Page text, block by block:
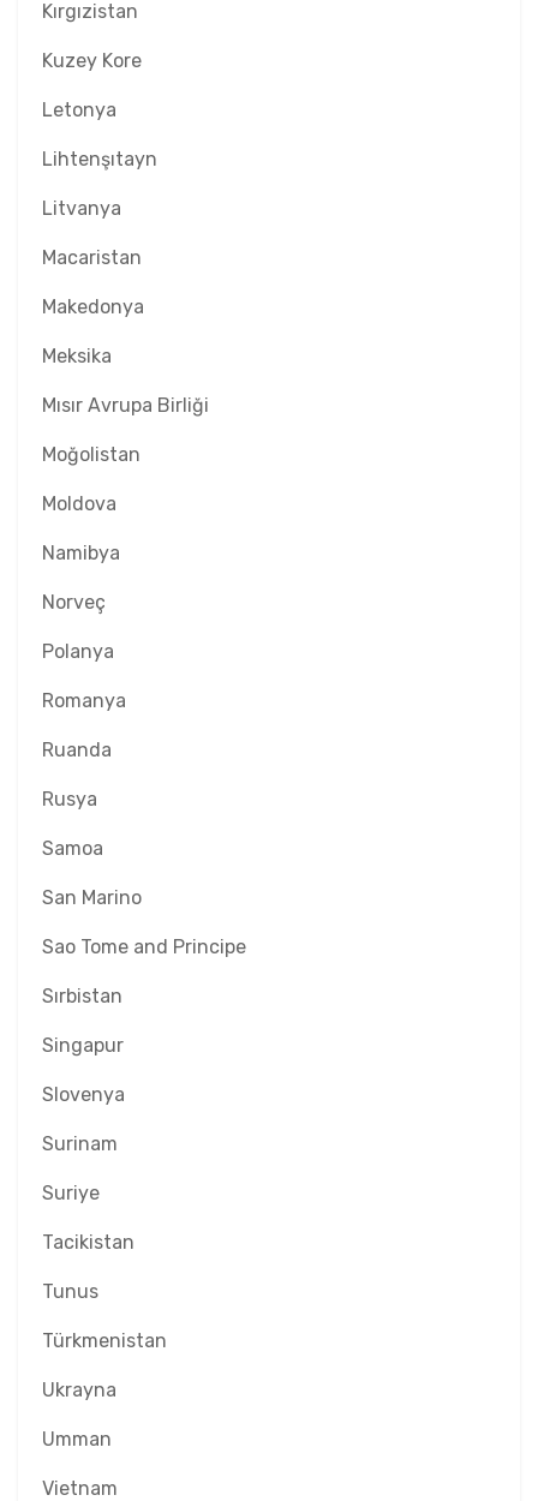
Kırgızistan
Kuzey Kore
Letonya
Lihtenşıtayn
Litvanya
Macaristan
Makedonya
Meksika
Mısır Avrupa Birliği
Moğolistan
Moldova
Namibya
Norveç
Polanya
Romanya
Ruanda
Rusya
Samoa
San Marino
Sao Tome and Principe
Sırbistan
Singapur
Slovenya
Surinam
Suriye
Tacikistan
Tunus
Türkmenistan
Ukrayna
Umman
Vietnam